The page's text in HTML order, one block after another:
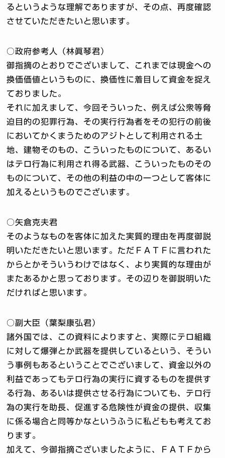
るというような理解でありますが、その点、再度確認
させていただきたいと思います。
○政府参考人（林眞琴君）
御指摘のとおりでございまして、これまでは現金への
換価価値というものに、換価性に着目して資金を捉え
ておりました。
それに加えまして、今回そういった、例えば公衆等脅
迫目的の犯罪行為、その実行行為者をその犯行の前後
においてかくまうためのアジトとして利用される土
地、建物そのもの、こういったものについて、あるい
はテロ行為に利用され得る武器、こういったものその
ものについて、その他の利益の中の一つとして客体に
加えるというものでございます。
○矢倉克夫君
そのようなものを客体に加えた実質的理由を再度御説
明いただきたいと思います。ただＦＡＴＦに言われた
からとかそういうわけではなく、より実質的な理由が
またあるかと思っております。その辺りを御説明いた
だければと思います。
○副大臣（葉梨康弘君）
諸外国では、この資料によりますと、実際にテロ組織
に対して爆弾とか武器を提供しているという、そうい
う事例もあるということでございまして、資金以外の
利益であってもテロ行為の実行に資するものを提供す
る行為、あるいは提供させる行為についても、テロ行
為の実行を助長、促進する危険性が資金の提供、収集
に係る場合と同等かなというふうに私どもも考えてお
ります。
加えて、今御指摘ございましたように、ＦＡＴＦから